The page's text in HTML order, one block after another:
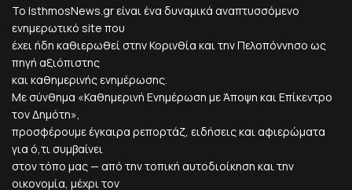
Το IsthmosNews.gr είναι ένα δυναμικά αναπτυσσόμενο
ενημερωτικό site που
έχει ήδη καθιερωθεί στην Κορινθία και την Πελοπόννησο ως
πηγή αξιόπιστης
και καθημερινής ενημέρωσης.
Με σύνθημα «Καθημερινή Ενημέρωση με Άποψη και Επίκεντρο
τον Δημότη»,
προσφέρουμε έγκαιρα ρεπορτάζ, ειδήσεις και αφιερώματα
για ό,τι συμβαίνει
στον τόπο μας — από την τοπική αυτοδιοίκηση και την
οικονομία, μέχρι τον